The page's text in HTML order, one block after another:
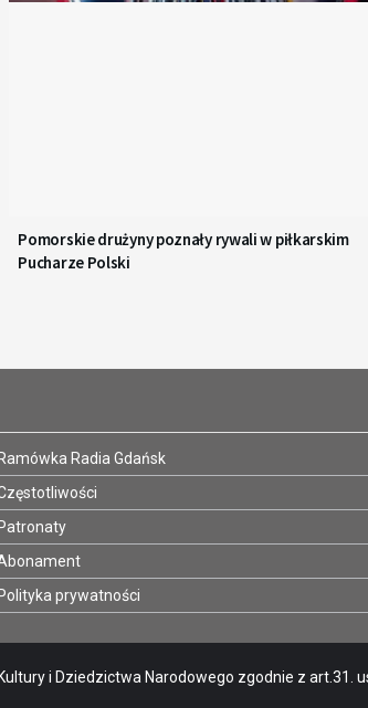
Pomorskie drużyny poznały rywali w piłkarskim
Pucharze Polski
Ramówka Radia Gdańsk
Patronaty
Polityka prywatności
i Dziedzictwa Narodowego zgodnie z art.31.